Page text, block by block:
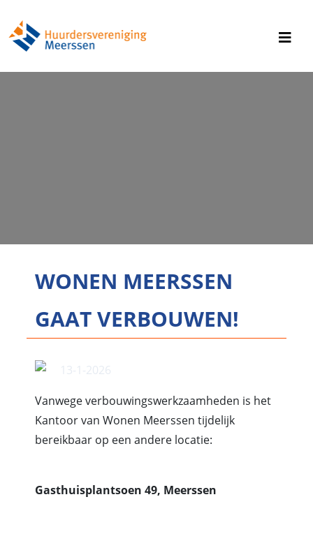
WONEN MEERSSEN
GAAT VERBOUWEN!
13-1-2026
Vanwege verbouwingswerkzaamheden is het
Kantoor van Wonen Meerssen tijdelijk
bereikbaar op een andere locatie:
Gasthuisplantsoen 49, Meerssen